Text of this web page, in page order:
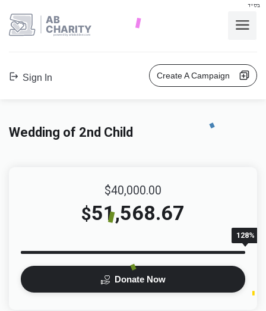
בס"ד
AB
CHARITY
powerd by ahblicklive.com
Sign In Create A Campaign
Wedding of 2nd Child
$40,000.00
$51,568.67
128%
Donate Now